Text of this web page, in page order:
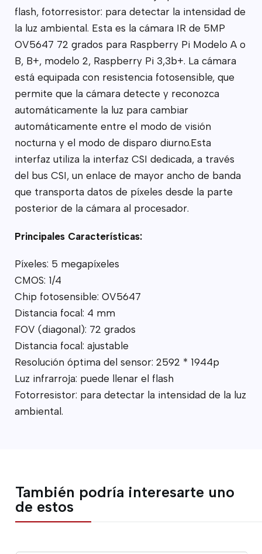
flash, fotorresistor: para detectar la intensidad de
la luz ambiental. Esta es la cámara IR de 5MP
OV5647 72 grados para Raspberry Pi Modelo A o
B, B+, modelo 2, Raspberry Pi 3,3b+. La cámara
está equipada con resistencia fotosensible, que
permite que la cámara detecte y reconozca
automáticamente la luz para cambiar
automáticamente entre el modo de visión
nocturna y el modo de disparo diurno.Esta
interfaz utiliza la interfaz CSI dedicada, a través
del bus CSI, un enlace de mayor ancho de banda
que transporta datos de píxeles desde la parte
posterior de la cámara al procesador.
Principales Características:
Píxeles: 5 megapíxeles
CMOS: 1/4
Chip fotosensible: OV5647
Distancia focal: 4 mm
FOV (diagonal): 72 grados
Distancia focal: ajustable
Resolución óptima del sensor: 2592 * 1944p
Luz infrarroja: puede llenar el flash
Fotorresistor: para detectar la intensidad de la luz
ambiental.
También podría interesarte uno
de estos